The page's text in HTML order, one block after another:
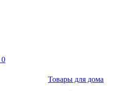
0
Товары для дома